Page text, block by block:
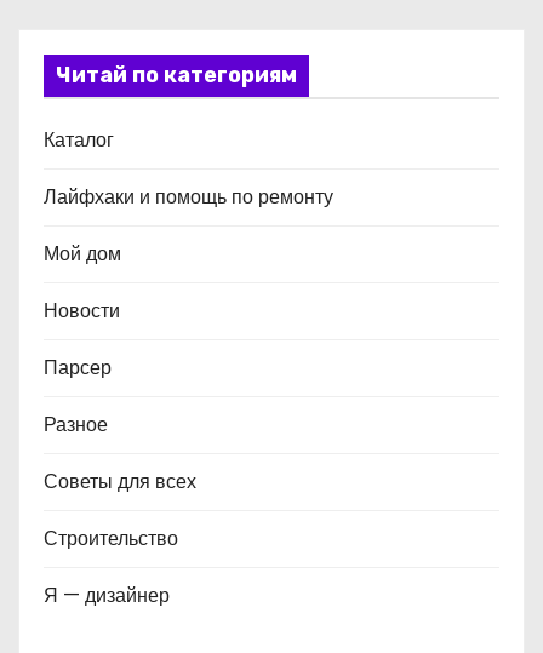
Читай по категориям
Каталог
Лайфхаки и помощь по ремонту
Мой дом
Новости
Парсер
Разное
Советы для всех
Строительство
Я — дизайнер